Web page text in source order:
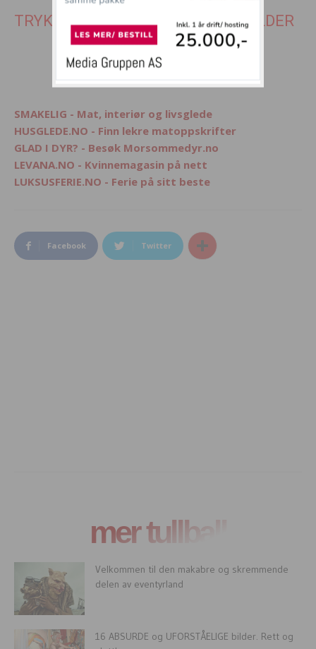
TRYKK PÅ SIDE 2 FOR NESTE 10 BILDER
SMAKELIG - Mat, interiør og livsglede
HUSGLEDE.NO - Finn lekre matoppskrifter
GLAD I DYR? - Besøk Morsommedyr.no
LEVANA.NO - Kvinnemagasin på nett
LUKSUSFERIE.NO - Ferie på sitt beste
Facebook Twitter
mer tullball
Velkommen til den makabre og skremmende
delen av eventyrland
16 ABSURDE og UFORSTÅELIGE bilder. Rett og